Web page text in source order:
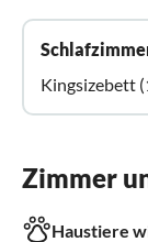
Kingsizebett
Zimmer
Haustiere